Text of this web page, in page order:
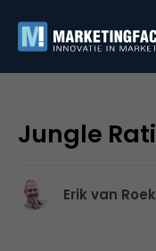
Jungle
Erik van